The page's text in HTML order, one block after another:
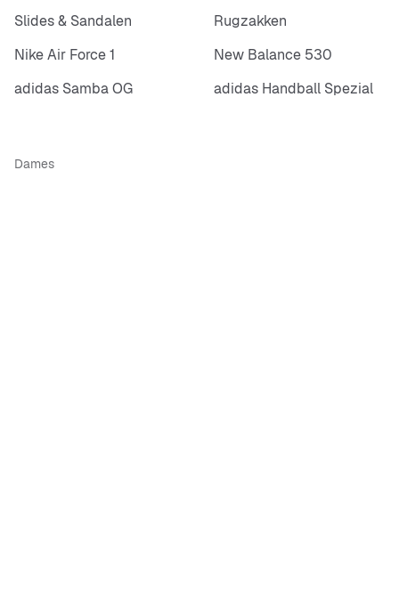
Slides & Sandalen
Rugzakken
Nike Air Force 1
New Balance 530
adidas Samba OG
adidas Handball Spezial
Dames